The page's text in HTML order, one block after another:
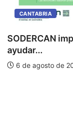
CANTABRIA
SODERCAN
ayudar...
6 de agosto de